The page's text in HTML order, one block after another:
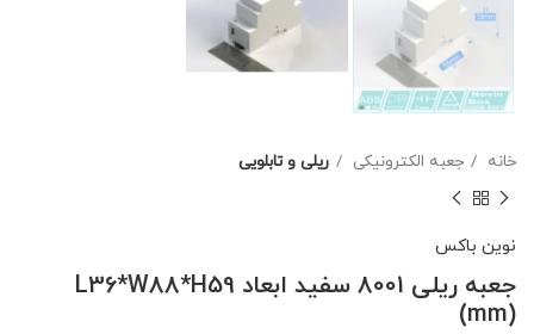
خانه جعبه الکترونیکی ریلی و تابلویی
نوین باکس
جعبه ریلی 8001 سفید ابعاد L36*W88*H59
(mm)